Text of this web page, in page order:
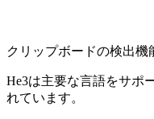
クリップボードの検出機
He3は主要な言語をサポ
れています。